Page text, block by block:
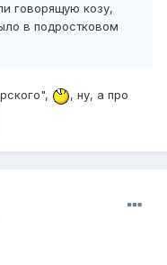
говорящую козу,
в подростковом
, ну, а про